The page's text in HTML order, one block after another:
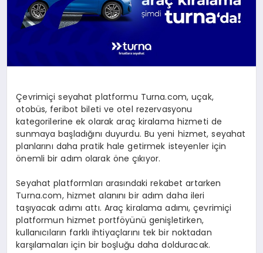
Çevrimiçi seyahat platformu Turna.com, uçak,
otobüs, feribot bileti ve otel rezervasyonu
kategorilerine ek olarak araç kiralama hizmeti de
sunmaya başladığını duyurdu. Bu yeni hizmet, seyahat
planlarını daha pratik hale getirmek isteyenler için
önemli bir adım olarak öne çıkıyor.
Seyahat platformları arasındaki rekabet artarken
Turna.com, hizmet alanını bir adım daha ileri
taşıyacak adımı attı. Araç kiralama adımı, çevrimiçi
platformun hizmet portföyünü genişletirken,
kullanıcıların farklı ihtiyaçlarını tek bir noktadan
karşılamaları için bir boşluğu daha dolduracak.